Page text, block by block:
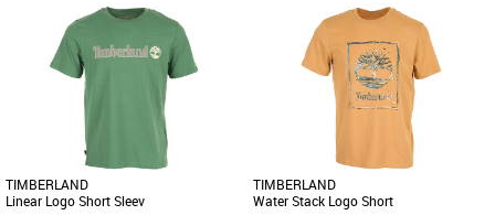
Timberland pas cher et Promos
Timberland
Le Timberland Linear Logo Short Sleeve
est un t-shirt moderne et confortable,
idéal pour la saison printemps-été [...]
Timberland pas cher et Promos
Timberland
Découvrez le Timberland Water Stack
Logo Short, un t-shirt homme idéal pour
la saison printemps-été [...]
TIMBERLAND
Linear Logo Short Sleev
TIMBERLAND
Water Stack Logo Short